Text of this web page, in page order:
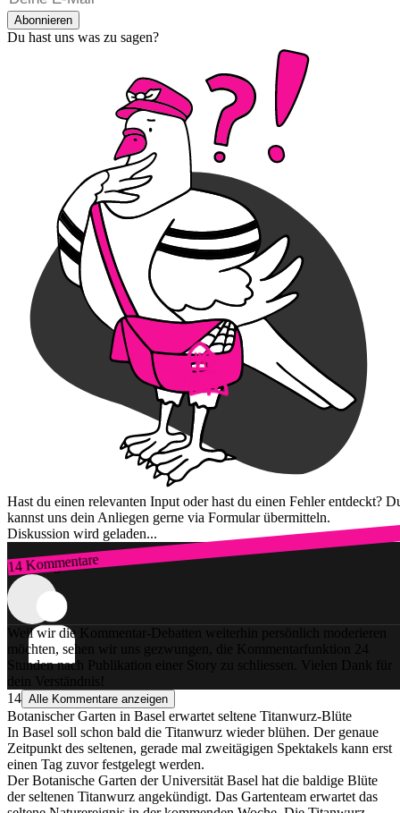
Abonnieren
Du hast uns was zu sagen?
Hast du einen relevanten Input oder hast du einen Fehler entdeckt?
kannst uns dein Anliegen gerne via Formular übermitteln.
Diskussion wird geladen...
14 Kommentare
Zum Login
Weil wir die Kommentar-Debatten weiterhin persönlich moderieren
möchten, sehen wir uns gezwungen, die Kommentarfunktion 24
Stunden nach Publikation einer Story zu schliessen. Vielen Dank für
dein Verständnis!
14 Alle Kommentare anzeigen
Botanischer Garten in Basel erwartet seltene Titanwurz-Blüte
In Basel soll schon bald die Titanwurz wieder blühen. Der genaue
Zeitpunkt des seltenen, gerade mal zweitägigen Spektakels kann erst
einen Tag zuvor festgelegt werden.
Der Botanische Garten der Universität Basel hat die baldige Blüte
der seltenen Titanwurz angekündigt. Das Gartenteam erwartet das